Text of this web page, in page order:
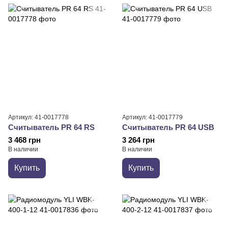
Артикул: 41-0017778
Считыватель PR 64 RS
3 468 грн
В наличии
Купить
Артикул: 41-0017779
Считыватель PR 64 USB
3 264 грн
В наличии
Купить